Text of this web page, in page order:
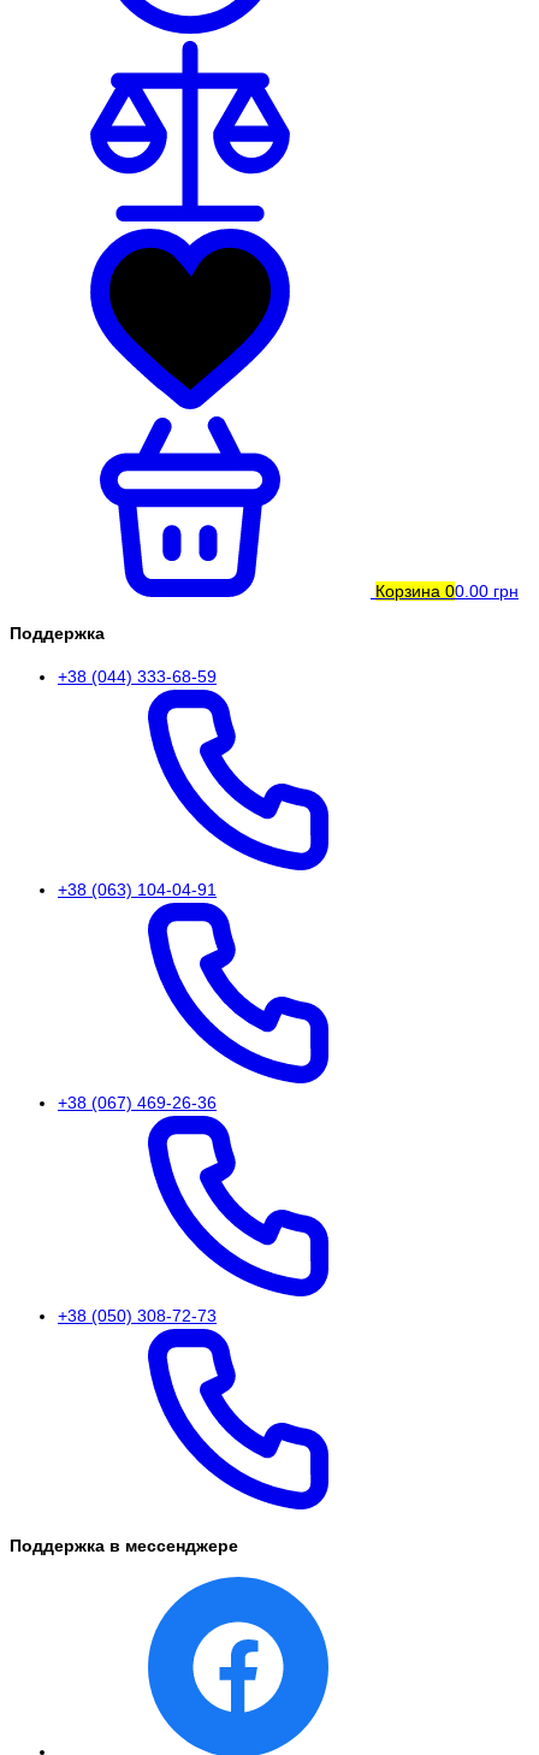
Корзина 00.00 грн
Поддержка
+38 (044) 333-68-59
+38 (063) 104-04-91
+38 (067) 469-26-36
+38 (050) 308-72-73
Поддержка в мессенджере